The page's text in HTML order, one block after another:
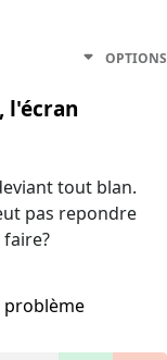
OPTIONS
l'écran
tout blan.
pas repondre
faire?
problème